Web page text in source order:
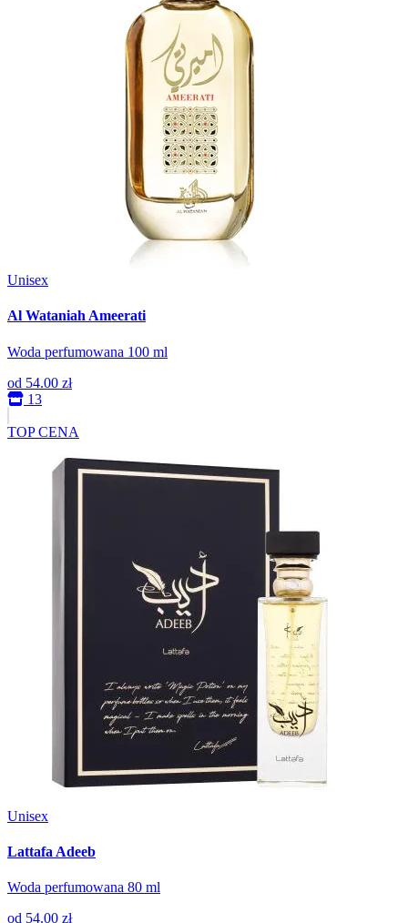
Unisex
Al Wataniah Ameerati
Woda perfumowana 100 ml
od 54.00 zł
13
TOP CENA
Unisex
Lattafa Adeeb
Woda perfumowana 80 ml
od 54.00 zł